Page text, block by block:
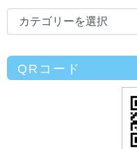
QRコード